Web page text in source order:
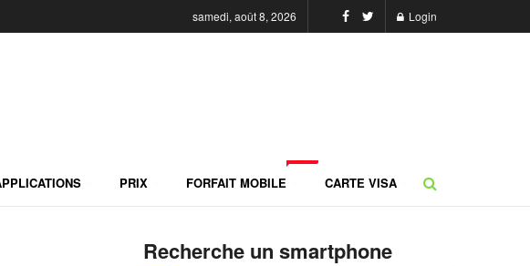
samedi, août 8, 2026 Login
PRIX FORFAIT MOBILE CARTE VISA
Recherche un smartphone